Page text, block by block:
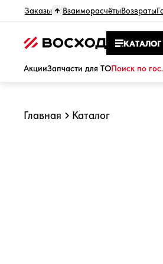
Заказы ВзаиморасчётыВозвраты
КАТАЛОГ
АкцииЗапчасти для ТОПоиск по
Главная Каталог